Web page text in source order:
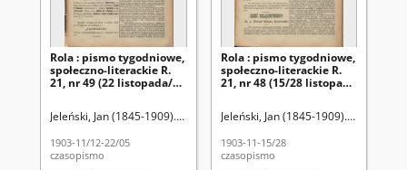
Rola : pismo tygodniowe,
społeczno-literackie R.
21, nr 49 (22 listopada/5
Jeleński, Jan (1845-1909). Red.
1903-11/12-22/05
czasopismo
Rola : pismo tygodniowe,
społeczno-literackie R.
21, nr 48 (15/28 listopada
Jeleński, Jan (1845-1909). Red.
1903-11-15/28
czasopismo